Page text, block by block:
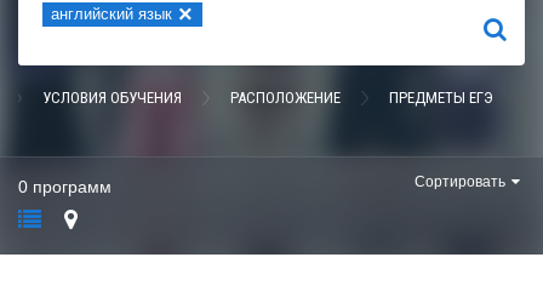
английский язык ×
НАЙТИ
УСЛОВИЯ ОБУЧЕНИЯ РАСПОЛОЖЕНИЕ ПРЕДМЕТЫ ЕГЭ
0 программ Сортировать